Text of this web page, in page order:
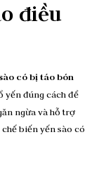
điều
có bị táo bón
yến đúng cách để
ngừa và hỗ trợ
biến yến sào có